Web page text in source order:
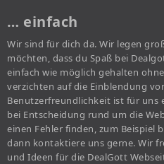
… einfach
Wir sind für dich da. Wir legen
möchten, dass du Spaß bei
einfach wie möglich gehalten
verzichten auf die Einblendung
Benutzerfreundlichkeit ist für uns
bei Entscheidung rund um die
einen Fehler finden, zum Beispiel
dann kontaktiere uns gerne. Wir
und Ideen für die DealGott